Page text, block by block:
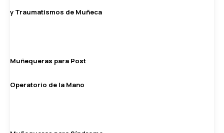
y Traumatismos de Muñeca
Muñequeras para Post
Operatorio de la Mano